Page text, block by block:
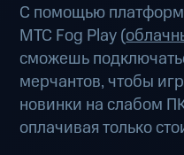
С помощью
МТС Fog Play (
сможешь
мерчантов, чтобы
новинки на слабом
оплачивая только